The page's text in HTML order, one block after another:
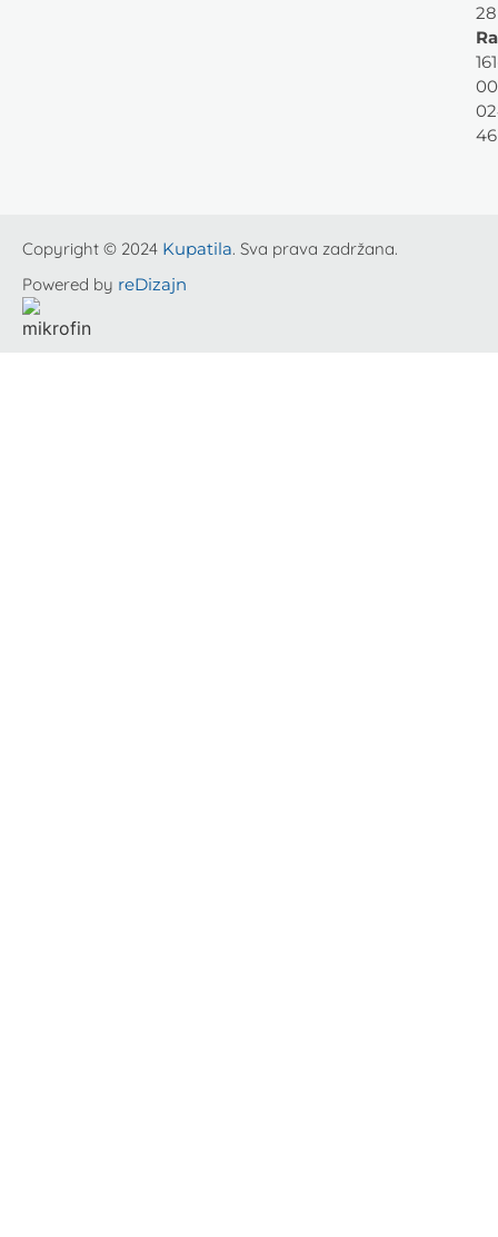
28
46
Copyright © 2024 Kupatila. Sva prava zadržana.
Powered by reDizajn